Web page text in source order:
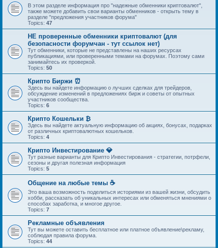
В этом разделе информация про "надежные обменники криптовалют",
также можете добавить свои варианты обменников - открыть тему в
разделе "предложения участников форума"
Topics: 47
НЕ проверенные обменники криптовалют (для
безопасности форумчан - тут ссылок нет)
Тут обменники, которые не представлены на наших ресурсах
публикациями, или проверенными темами на форумах. Поэтому сами
занимайтесь их проверкой.
Topics: 50
Крипто Биржи ⏰
Здесь вы найдете информацию о лучших сделках для трейдеров,
обсуждение изменений в предложениях бирж и советы от опытных
участников сообщества.
Topics: 6
Крипто Кошельки ₿
Здесь вы найдете актуальную информацию об акциях, бонусах, подарках
от различных криптовалютных кошельков.
Topics: 4
Крипто Инвестирование 💎
Тут разные варианты для Крипто Инвестирования - стратегии, потрфели,
сезоны и другая полезная информация
Topics: 5
Общение на любые темы ☕
Это ваша возможность поделиться историями из вашей жизни, обсудить
хобби, рассказать об уникальных интересах или обменяться мнениями о
способах заработка, и многое другое.
Topics: 7
Рекламные объявления
Тут вы можете оставить бесплатное или платное объявление\рекламу,
соблюдая правила форума.
Topics: 44